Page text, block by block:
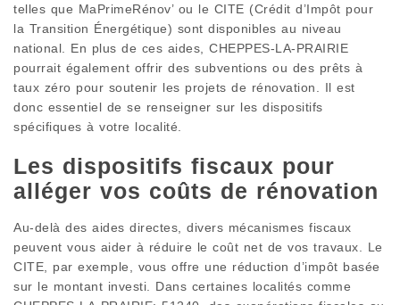
telles que MaPrimeRénov’ ou le CITE (Crédit d’Impôt pour
la Transition Énergétique) sont disponibles au niveau
national. En plus de ces aides, CHEPPES-LA-PRAIRIE
pourrait également offrir des subventions ou des prêts à
taux zéro pour soutenir les projets de rénovation. Il est
donc essentiel de se renseigner sur les dispositifs
spécifiques à votre localité.
Les dispositifs fiscaux pour
alléger vos coûts de rénovation
Au-delà des aides directes, divers mécanismes fiscaux
peuvent vous aider à réduire le coût net de vos travaux. Le
CITE, par exemple, vous offre une réduction d’impôt basée
sur le montant investi. Dans certaines localités comme